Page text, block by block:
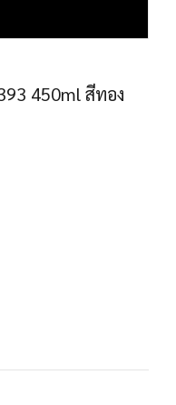
450ml สีทอง